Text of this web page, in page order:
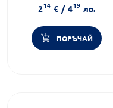
Предназначено за:
възрастни/деца
214 € / 419 лв.
ПОРЪЧАЙ